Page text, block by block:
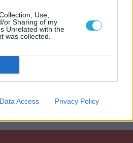
Use,
or Sharing of my
Unrelated with the
was collected.
Data Access Privacy Policy